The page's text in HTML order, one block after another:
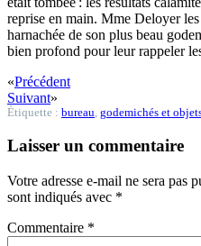
reprise en main. Mme Deloyer
harnachée de son plus beau
bien profond pour leur rappeler
«Précédent
Suivant»
Étiquette : bureau godemichés et
Laisser un commentaire
Votre adresse e-mail ne sera pas
sont indiqués avec *
Commentaire *